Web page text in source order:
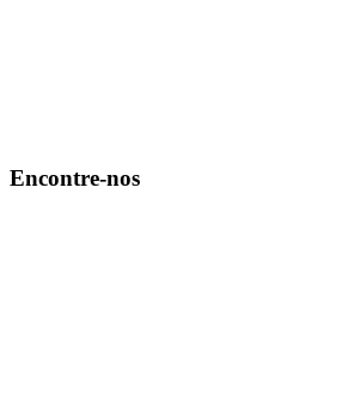
Encontre-nos